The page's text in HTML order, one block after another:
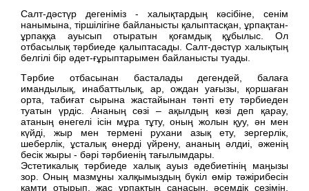
Салт-дәстүр дегеніміз - халықтардың кәсібіне, сенім
нанымына, тіршілігіне байланысты қалыптасқан, ұрпақтан-
ұрпаққа ауысып отыратын қоғамдық құбылыс. Ол
отбасылық тәрбиеде қалыптасады. Салт-дәстүр халықтың
белгілі бір әдет-ғұрыптарымен байланысты туады.
Тәрбие отбасынан басталады дегендей, балаға
имандылық, инабаттылық, ар, ождан уағызы, қоршаған
орта, табиғат сырына жастайынан тәнті ету тәрбиеден
туатын үрдіс. Ананың сөзі – ақылдың көзі деп қарау,
атаның өнегелі ісін мұра тұту, оның жолын қуу, ән мен
күйді, жыр мен термені рухани азық ету, зергерлік,
шеберлік, ұсталық өнерді үйрену, ананың әлдиі, әженің
бесік жыры - бәрі тәрбиенің тағылымдары.
Эстетикалық тәрбиеде халық ауыз әдебиетінің маңызы
зор. Оның мазмұны халқымыздың бүкіл өмір тәжірибесін
қамти отырып, жас ұрпақтың санасын, әсемдік сезімін,